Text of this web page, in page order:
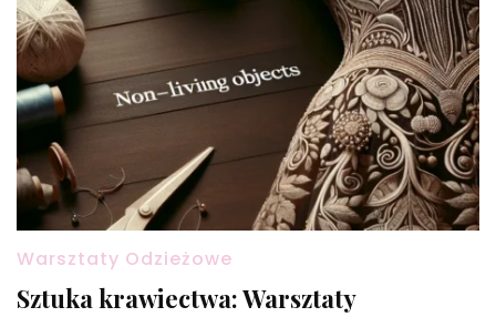
Warsztaty Odzieżowe
Sztuka krawiectwa: Warsztaty